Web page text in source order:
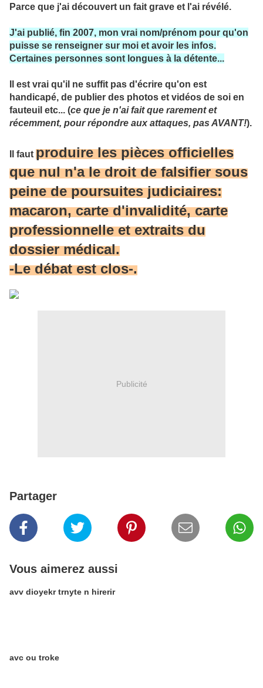
Parce que j'ai découvert un fait grave et l'ai révélé.
J'ai publié, fin 2007, mon vrai nom/prénom pour qu'on
puisse se renseigner sur moi et avoir les infos.
Certaines personnes sont longues à la détente...
Il est vrai qu'il ne suffit pas d'écrire qu'on est
handicapé, de publier des photos et vidéos de soi en
fauteuil etc... (ce que je n'ai fait que rarement et
récemment, pour répondre aux attaques, pas AVANT!).
Il faut produire les pièces officielles
que nul n'a le droit de falsifier sous
peine de poursuites judiciaires:
macaron, carte d'invalidité, carte
professionnelle et extraits du
dossier médical.
-Le débat est clos-.
Publicité
Partager
Vous aimerez aussi
avv dioyekr trnyte n hirerir
avc ou troke